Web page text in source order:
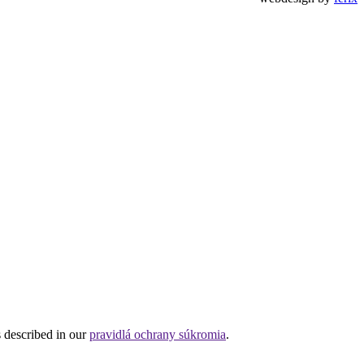
described in ourpravidlá ochrany súkromia.